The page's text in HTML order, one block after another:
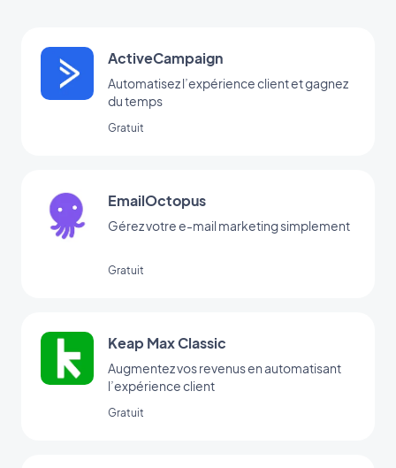
ActiveCampaign
Automatisez l’expérience client et gagnez
du temps
Gratuit
EmailOctopus
Gérez votre e-mail marketing simplement
Gratuit
Keap Max Classic
Augmentez vos revenus en automatisant
l’expérience client
Gratuit